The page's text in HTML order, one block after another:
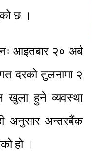
छ ।
आइतबार २० अर्ब
दरको तुलनामा २
खुला हुने व्यवस्था
अनुसार अन्तरबैंक
हो ।